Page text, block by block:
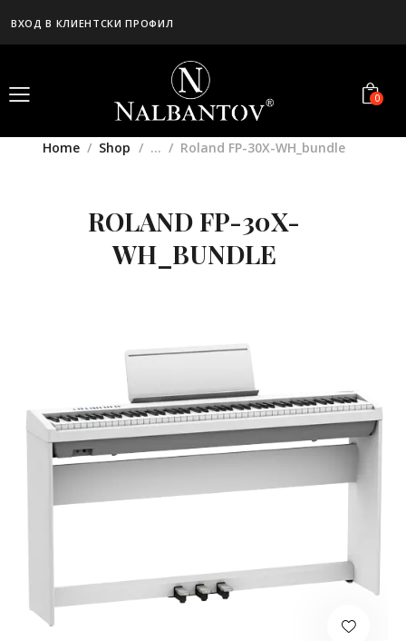
ВХОД В КЛИЕНТСКИ ПРОФИЛ
0
ROLAND FP-30X-
WH_BUNDLE
Home Shop ... Roland FP-30X-WH_bundle